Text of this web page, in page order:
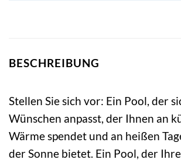
BESCHREIBUNG
Stellen Sie sich vor: Ein Pool, der
Wünschen anpasst, der Ihnen an
Wärme spendet und an heißen
der Sonne bietet. Ein Pool, der